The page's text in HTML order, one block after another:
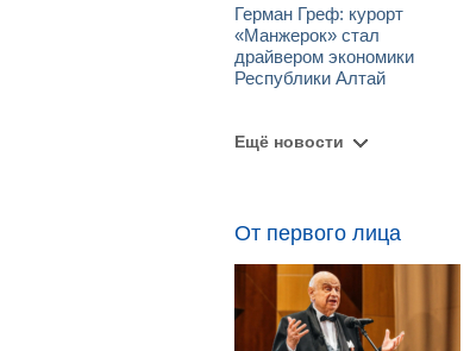
Герман Греф: курорт
«Манжерок» стал
драйвером экономики
Республики Алтай
Ещё новости
От первого лица